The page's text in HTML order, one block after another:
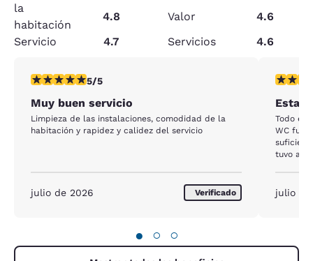
la
habitación
4.8 Valor
4.6
Servicio
4.7 Servicios 4.6
calificación de 5 estrellas. Excepcional. 1 reseña
5/5
Muy buen servicio
Limpieza de las instalaciones, comodidad de la
habitación y rapidez y calidez del servicio
julio de 2026 Verificado
Todo
WC
tuvo
julio de
● ○ ○